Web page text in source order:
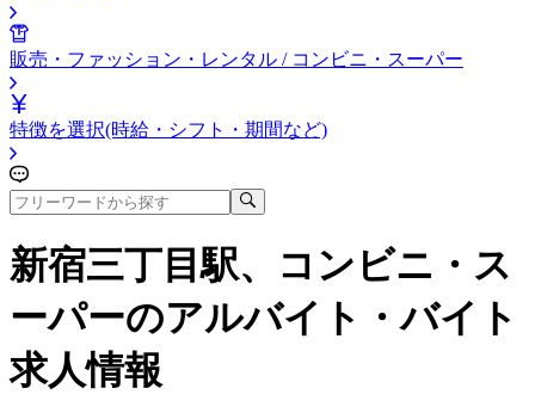
販売・ファッション・レンタル / コンビニ・スーパー
特徴を選択(時給・シフト・期間など)
新宿三丁目駅、コンビニ・ス
ーパーのアルバイト・バイト
求人情報